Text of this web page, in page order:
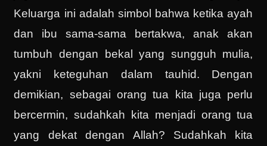
Keluarga ini adalah simbol bahwa ketika ayah
dan ibu sama-sama bertakwa, anak akan
tumbuh dengan bekal yang sungguh mulia,
yakni keteguhan dalam tauhid. Dengan
demikian, sebagai orang tua kita juga perlu
bercermin, sudahkah kita menjadi orang tua
yang dekat dengan Allah? Sudahkah kita